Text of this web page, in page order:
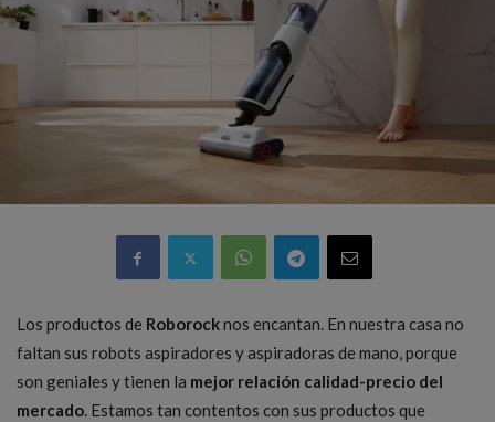
Los productos de Roborocknos encantan. En nuestra casa no
faltan sus robots aspiradores y aspiradoras de mano, porque
son geniales y tienen la mejor relación calidad-precio del
mercado. Estamos tan contentos con sus productos que